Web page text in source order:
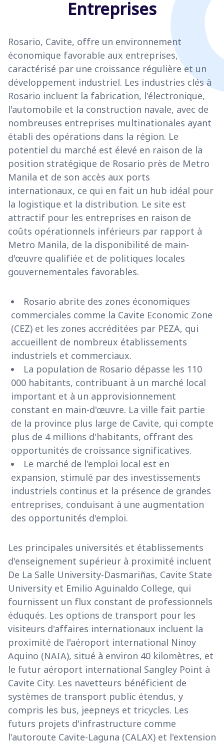
Entreprises
Rosario, Cavite, offre un environnement
économique favorable aux entreprises,
caractérisé par une croissance régulière et un
développement industriel. Les industries clés à
Rosario incluent la fabrication, l'électronique,
l'automobile et la construction navale, avec de
nombreuses entreprises multinationales ayant
établi des opérations dans la région. Le
potentiel du marché est élevé en raison de la
position stratégique de Rosario près de Metro
Manila et de son accès aux ports
internationaux, ce qui en fait un hub idéal pour
la logistique et la distribution. Le site est
attractif pour les entreprises en raison de
coûts opérationnels inférieurs par rapport à
Metro Manila, de la disponibilité de main-
d'œuvre qualifiée et de politiques locales
gouvernementales favorables.
Rosario abrite des zones économiques
commerciales comme la Cavite Economic Zone
(CEZ) et les zones accréditées par PEZA, qui
accueillent de nombreux établissements
industriels et commerciaux.
La population de Rosario dépasse les 110
000 habitants, contribuant à un marché local
important et à un approvisionnement
constant en main-d'œuvre. La ville fait partie
de la province plus large de Cavite, qui compte
plus de 4 millions d'habitants, offrant des
opportunités de croissance significatives.
Le marché de l'emploi local est en
expansion, stimulé par des investissements
industriels continus et la présence de grandes
entreprises, conduisant à une augmentation
des opportunités d'emploi.
Les principales universités et établissements
d'enseignement supérieur à proximité incluent
De La Salle University-Dasmariñas, Cavite State
University et Emilio Aguinaldo College, qui
fournissent un flux constant de professionnels
éduqués. Les options de transport pour les
visiteurs d'affaires internationaux incluent la
proximité de l'aéroport international Ninoy
Aquino (NAIA), situé à environ 40 kilomètres, et
le futur aéroport international Sangley Point à
Cavite City. Les navetteurs bénéficient de
systèmes de transport public étendus, y
compris les bus, jeepneys et tricycles. Les
futurs projets d'infrastructure comme
l'autoroute Cavite-Laguna (CALAX) et l'extension